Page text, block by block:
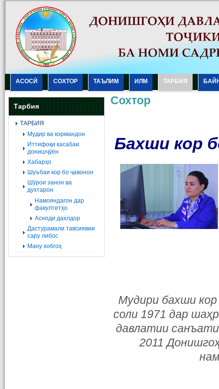
АСОСӢ СОХТОР ТАЪЛИМ ИЛМ ТАРБИЯ
Тарбия
ТАРБИЯ
Мудир ва кормандон
Иттифоқи касабаи
донишҷӯён
Хабарҳо
Шуъбаи кор бо ҷавонон
Шӯрои занон ва
духтарон
Намояндагон дар
факултетҳо
Асноди дахлдор
Дастурамали тавсиявии
сару либос
Ману хобгоҳ
Сохтор
Бахши кор
Мудири бахши
соли 1971 дар
давлатии
2011